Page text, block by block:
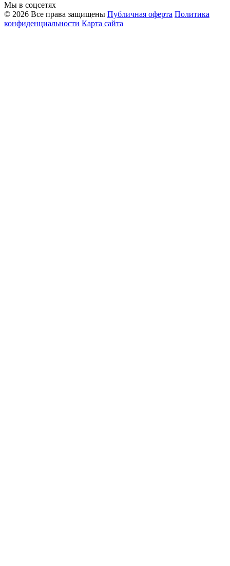
Мы в соцсетях
© 2026 Все права защищены Публичная оферта Политика
конфиденциальности Карта сайта